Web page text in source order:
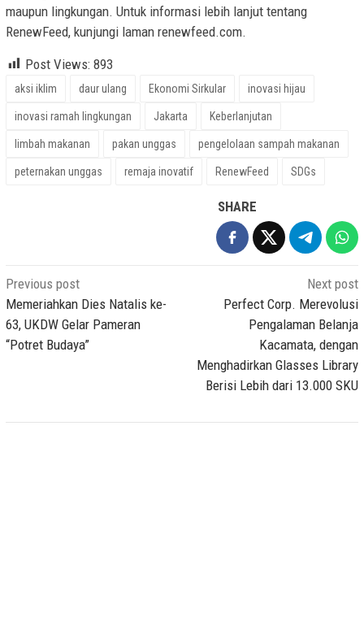
maupun lingkungan. Untuk informasi lebih lanjut tentang
RenewFeed, kunjungi laman renewfeed.com.
Post Views: 893
aksi iklim daur ulang Ekonomi Sirkular inovasi hijau
inovasi ramah lingkungan Jakarta Keberlanjutan
limbah makanan pakan unggas pengelolaan sampah makanan
peternakan unggas remaja inovatif RenewFeed SDGs
SHARE
Post
navigation
Previous post
Memeriahkan Dies Natalis ke-
63, UKDW Gelar Pameran
“Potret Budaya”
Next post
Perfect Corp. Merevolusi
Pengalaman Belanja
Kacamata, dengan
Menghadirkan Glasses Library
Berisi Lebih dari 13.000 SKU